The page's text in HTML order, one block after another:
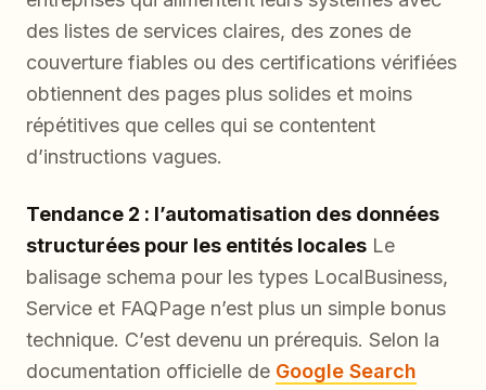
des listes de services claires, des zones de
couverture fiables ou des certifications vérifiées
obtiennent des pages plus solides et moins
répétitives que celles qui se contentent
d’instructions vagues.
Tendance 2 : l’automatisation des données
structurées pour les entités locales Le
balisage schema pour les types LocalBusiness,
Service et FAQPage n’est plus un simple bonus
technique. C’est devenu un prérequis. Selon la
documentation officielle de Google Search